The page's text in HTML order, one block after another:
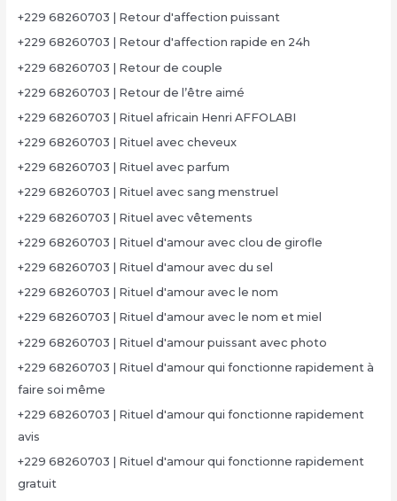
+229 68260703 | Retour d'affection puissant
+229 68260703 | Retour d'affection rapide en 24h
+229 68260703 | Retour de couple
+229 68260703 | Retour de l’être aimé
+229 68260703 | Rituel africain Henri AFFOLABI
+229 68260703 | Rituel avec cheveux
+229 68260703 | Rituel avec parfum
+229 68260703 | Rituel avec sang menstruel
+229 68260703 | Rituel avec vêtements
+229 68260703 | Rituel d'amour avec clou de girofle
+229 68260703 | Rituel d'amour avec du sel
+229 68260703 | Rituel d'amour avec le nom
+229 68260703 | Rituel d'amour avec le nom et miel
+229 68260703 | Rituel d'amour puissant avec photo
+229 68260703 | Rituel d'amour qui fonctionne rapidement à
faire soi même
+229 68260703 | Rituel d'amour qui fonctionne rapidement
avis
+229 68260703 | Rituel d'amour qui fonctionne rapidement
gratuit